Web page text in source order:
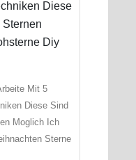
Mit 5
Diese Sind
Moglich Ich
Sterne